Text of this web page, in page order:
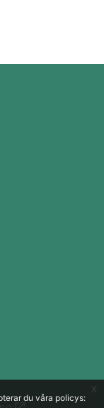
du våra policys:
x